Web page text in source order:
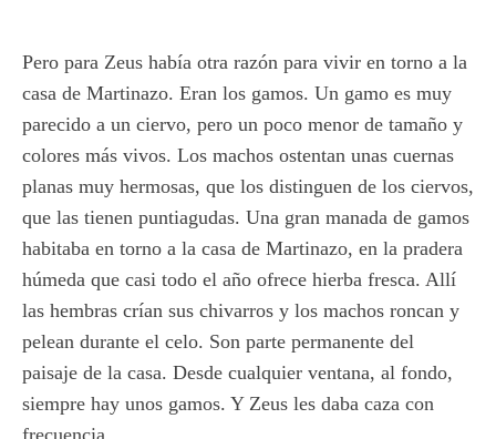
Pero para Zeus había otra razón para vivir en torno a la
casa de Martinazo. Eran los gamos. Un gamo es muy
parecido a un ciervo, pero un poco menor de tamaño y
colores más vivos. Los machos ostentan unas cuernas
planas muy hermosas, que los distinguen de los ciervos,
que las tienen puntiagudas. Una gran manada de gamos
habitaba en torno a la casa de Martinazo, en la pradera
húmeda que casi todo el año ofrece hierba fresca. Allí
las hembras crían sus chivarros y los machos roncan y
pelean durante el celo. Son parte permanente del
paisaje de la casa. Desde cualquier ventana, al fondo,
siempre hay unos gamos. Y Zeus les daba caza con